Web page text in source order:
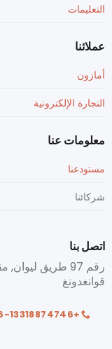
التعليمات
عملائنا
أمازون
التجارة الإلكترونية
معلومات عنا
مستودعنا
شركائنا
اتصل بنا
رقم 97 طريق
قوانغدونغ
+86-13318874746